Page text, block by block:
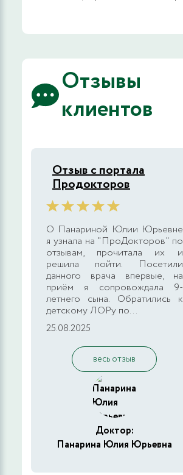
Отзывы
клиентов
Отзыв с портала
Продокторов
О Панариной Юлии Юрьевне
я узнала на "ПроДокторов" по
отзывам, прочитала их и
решила пойти. Посетили
данного врача впервые, на
приём я сопровождала 9-
летнего сына. Обратились к
детскому ЛОРу по...
25.08.2025
весь отзыв
Доктор:
Панарина Юлия Юрьевна